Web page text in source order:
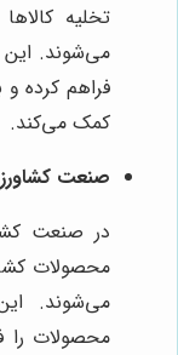
تخلیه
می‌شوند. این
فراهم کرده
کمک می‌کند.
صنعت
در صنعت
محصولات
می‌شوند.
محصولات را